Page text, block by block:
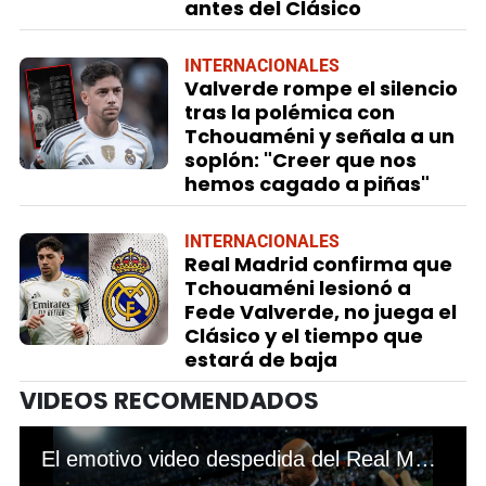
antes del Clásico
INTERNACIONALES
Valverde rompe el silencio
tras la polémica con
Tchouaméni y señala a un
soplón: "Creer que nos
hemos cagado a piñas"
INTERNACIONALES
Real Madrid confirma que
Tchouaméni lesionó a
Fede Valverde, no juega el
Clásico y el tiempo que
estará de baja
VIDEOS RECOMENDADOS
El emotivo video despedida del Real Madrid con Zidane